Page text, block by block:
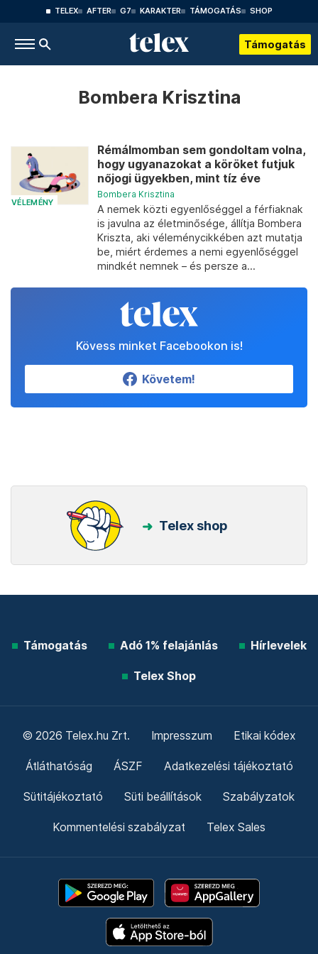
TELEX AFTER G7 KARAKTER TÁMOGATÁS SHOP
Támogatás
Bombera Krisztina
VÉLEMÉNY
Rémálmomban sem gondoltam volna,
hogy ugyanazokat a köröket futjuk
nőjogi ügyekben, mint tíz éve
Bombera Krisztina
A nemek közti egyenlőséggel a férfiaknak
is javulna az életminősége, állítja Bombera
Kriszta, aki véleménycikkében azt mutatja
be, miért érdemes a nemi egyenlőséggel
mindkét nemnek – és persze a...
Kövess minket Facebookon is!
Követem!
Telex shop
Támogatás Adó 1% felajánlás Hírlevelek
Telex Shop
© 2026 Telex.hu Zrt. Impresszum Etikai kódex
Átláthatóság ÁSZF Adatkezelési tájékoztató
Sütitájékoztató Süti beállítások Szabályzatok
Kommentelési szabályzat Telex Sales